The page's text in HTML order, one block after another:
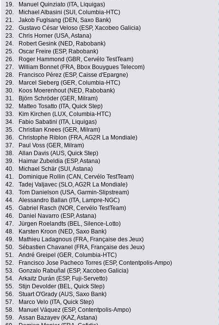
19.
Manuel Quinziato (ITA, Liquigas)
20.
Michael Albasini (SUI, Columbia-HTC)
21.
Jakob Fuglsang (DEN, Saxo Bank)
22.
Gustavo César Veloso (ESP, Xacobeo Galicia)
23.
Chris Horner (USA, Astana)
24.
Robert Gesink (NED, Rabobank)
25.
Oscar Freire (ESP, Rabobank)
26.
Roger Hammond (GBR, Cervélo TestTeam)
27.
William Bonnet (FRA, Bbox Bouygues Telecom)
28.
Francisco Pérez (ESP, Caisse d'Epargne)
29.
Marcel Sieberg (GER, Columbia-HTC)
30.
Koos Moerenhout (NED, Rabobank)
31.
Björn Schröder (GER, Milram)
32.
Matteo Tosatto (ITA, Quick Step)
33.
Kim Kirchen (LUX, Columbia-HTC)
34.
Fabio Sabatini (ITA, Liquigas)
35.
Christian Knees (GER, Milram)
36.
Christophe Riblon (FRA, AG2R La Mondiale)
37.
Paul Voss (GER, Milram)
38.
Allan Davis (AUS, Quick Step)
39.
Haimar Zubeldia (ESP, Astana)
40.
Michael Schär (SUI, Astana)
41.
Dominique Rollin (CAN, Cervélo TestTeam)
42.
Tadej Valjavec (SLO, AG2R La Mondiale)
43.
Tom Danielson (USA, Garmin-Slipstream)
44.
Alessandro Ballan (ITA, Lampre-NGC)
45.
Gabriel Rasch (NOR, Cervélo TestTeam)
46.
Daniel Navarro (ESP, Astana)
47.
Jürgen Roelandts (BEL, Silence-Lotto)
48.
Karsten Kroon (NED, Saxo Bank)
49.
Mathieu Ladagnous (FRA, Française des Jeux)
50.
Sébastien Chavanel (FRA, Française des Jeux)
51.
André Greipel (GER, Columbia-HTC)
52.
Francisco Jose Pacheco Torres (ESP, Contentpolis-Ampo)
53.
Gonzalo Rabuñal (ESP, Xacobeo Galicia)
54.
Arkaitz Durán (ESP, Fuji-Servetto)
55.
Stijn Devolder (BEL, Quick Step)
56.
Stuart O'Grady (AUS, Saxo Bank)
57.
Marco Velo (ITA, Quick Step)
58.
Manuel Váquez (ESP, Contentpolis-Ampo)
59.
Assan Bazayev (KAZ, Astana)